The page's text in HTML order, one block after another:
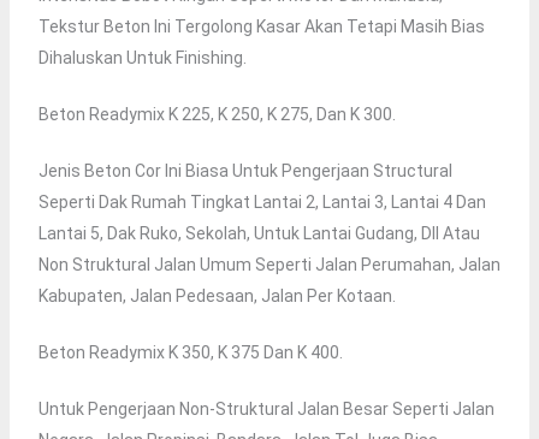
Tekstur Beton Ini Tergolong Kasar Akan Tetapi Masih Bias
Dihaluskan Untuk Finishing.
Beton Readymix K 225, K 250, K 275, Dan K 300.
Jenis Beton Cor Ini Biasa Untuk Pengerjaan Structural
Seperti Dak Rumah Tingkat Lantai 2, Lantai 3, Lantai 4 Dan
Lantai 5, Dak Ruko, Sekolah, Untuk Lantai Gudang, Dll Atau
Non Struktural Jalan Umum Seperti Jalan Perumahan, Jalan
Kabupaten, Jalan Pedesaan, Jalan Per Kotaan.
Beton Readymix K 350, K 375 Dan K 400.
Untuk Pengerjaan Non-Struktural Jalan Besar Seperti Jalan